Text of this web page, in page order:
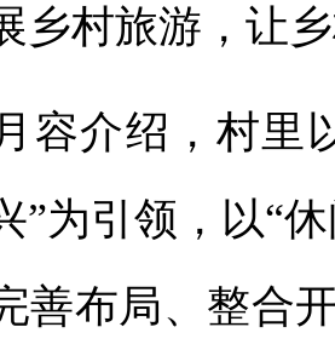
乡村旅游，让
介绍，村里以
”为引领，以“
善布局、整合